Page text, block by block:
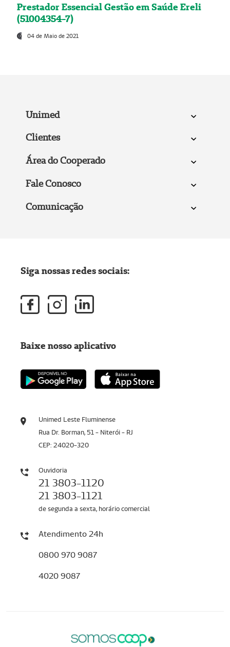
Prestador Essencial Gestão em Saúde Ereli
(51004354-7)
04 de Maio de 2021
Unimed
Clientes
Área do Cooperado
Fale Conosco
Comunicação
Unimed Leste Fluminense
Rua Dr. Borman, 51 - Niterói - RJ
CEP: 24020-320
Ouvidoria
21 3803-1120
21 3803-1121
de segunda a sexta, horário comercial
Atendimento 24h
0800 970 9087
4020 9087
Siga nossas redes sociais:
Baixe nosso aplicativo